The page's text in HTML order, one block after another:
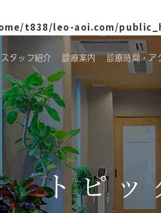
t838/leo-aoi.com/
タッフ紹介 診療案内 診療時間・ア
トピッ